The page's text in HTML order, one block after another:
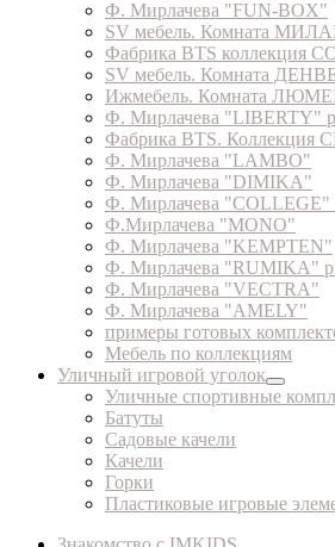
Ф. Мирлачева "FUN-BOX"
SV мебель. Комната
Фабрика BTS коллекция
SV мебель. Комната
Ижмебель. Комната
Ф. Мирлачева "LIBERTY"
Фабрика BTS.
Ф. Мирлачева "LAMBO"
Ф. Мирлачева "DIMIKA"
Ф. Мирлачева "COLLEGE"
Ф.Мирлачева "MONO"
Ф. Мирлачева "KEMPTEN"
Ф. Мирлачева "RUMIKA"
Ф. Мирлачева "VECTRA"
Ф. Мирлачева "AMELY"
примеры готовых
Мебель по коллекциям
Уличный игровой уголок
Уличные спортивные
Батуты
Садовые качели
Качели
Горки
Пластиковые игровые